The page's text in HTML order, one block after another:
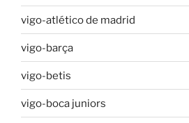
vigo-atlético de madrid
vigo-barça
vigo-betis
vigo-boca juniors